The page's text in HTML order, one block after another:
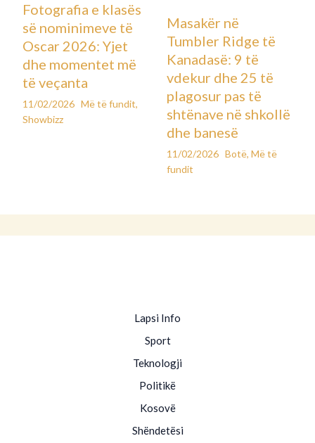
Fotografia e klasës
së nominimeve të
Oscar 2026: Yjet
dhe momentet më
të veçanta
11/02/2026 Më të fundit,
Showbizz
Masakër në
Tumbler Ridge të
Kanadasë: 9 të
vdekur dhe 25 të
plagosur pas të
shtënave në shkollë
dhe banesë
11/02/2026 Botë, Më të
fundit
Lapsi Info
Sport
Teknologji
Politikë
Kosovë
Shëndetësi